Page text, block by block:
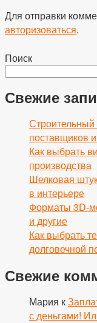
Для отправки
авторизоваться.
Поиск
Свежие
Строительный
поставщиков
Как выбрать
производства
Шелковая
в интерьере
Форматы 3D-
и другие
Как выбрать
долговечной
Свежие
Мария к
с деньгами!